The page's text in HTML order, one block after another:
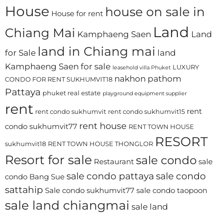
House House for rent house on sale in
Chiang Mai Kamphaeng Saen Land Land
for Sale land in Chiang mai land
Kamphaeng Saen for sale leasehold villa Phuket LUXURY
CONDO FOR RENT SUKHUMVIT18 nakhon pathom
Pattaya phuket real estate playground equipment supplier
rent rent condo sukhumvit rent condo sukhumvit15 rent
condo sukhumvit77 rent house RENT TOWN HOUSE
sukhumvit18 RENT TOWN HOUSE THONGLOR RESORT
Resort for sale Restaurant sale condo sale
condo Bang Sue sale condo pattaya sale condo
sattahip Sale condo sukhumvit77 sale condo taopoon
sale land chiangmai sale land